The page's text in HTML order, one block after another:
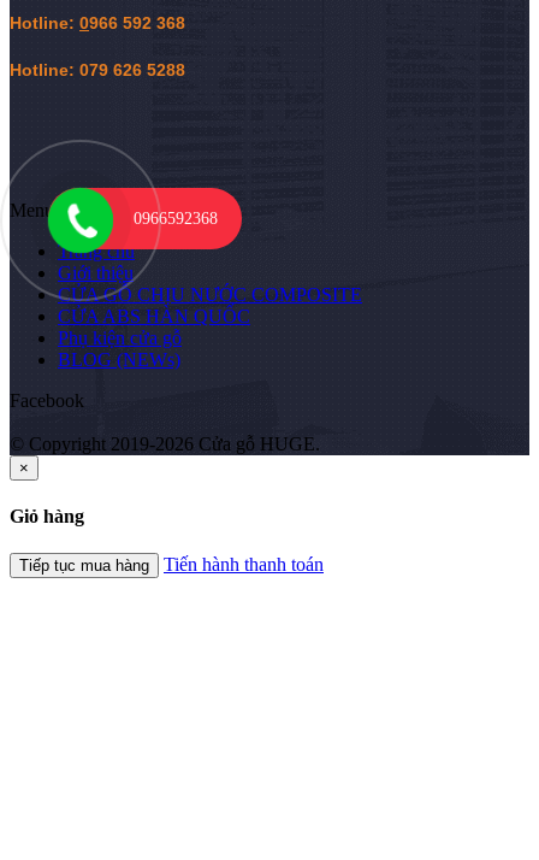
Hotline: 0966 592 368
Hotline: 079 626 5288
Menu chính
Trang chủ
Giới thiệu
CỬA GỖ CHỊU NƯỚC COMPOSITE
CỬA ABS HÀN QUỐC
Phụ kiện cửa gỗ
BLOG (NEWs)
Facebook
© Copyright 2019-2026 Cửa gỗ HUGE.
0966592368
×
Giỏ hàng
Tiếp tục mua hàng Tiến hành thanh toán